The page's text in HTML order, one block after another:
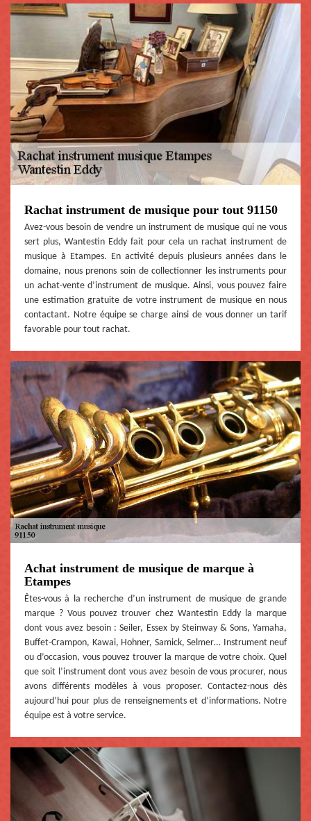
Rachat instrument de musique pour tout 91150
Avez-vous besoin de vendre un instrument de musique qui ne vous
sert plus, Wantestin Eddy fait pour cela un rachat instrument de
musique à Etampes. En activité depuis plusieurs années dans le
domaine, nous prenons soin de collectionner les instruments pour
un achat-vente d’instrument de musique. Ainsi, vous pouvez faire
une estimation gratuite de votre instrument de musique en nous
contactant. Notre équipe se charge ainsi de vous donner un tarif
favorable pour tout rachat.
Achat instrument de musique de marque à
Etampes
Êtes-vous à la recherche d’un instrument de musique de grande
marque ? Vous pouvez trouver chez Wantestin Eddy la marque
dont vous avez besoin : Seiler, Essex by Steinway & Sons, Yamaha,
Buffet-Crampon, Kawai, Hohner, Samick, Selmer… Instrument neuf
ou d’occasion, vous pouvez trouver la marque de votre choix. Quel
que soit l’instrument dont vous avez besoin de vous procurer, nous
avons différents modèles à vous proposer. Contactez-nous dès
aujourd’hui pour plus de renseignements et d’informations. Notre
équipe est à votre service.